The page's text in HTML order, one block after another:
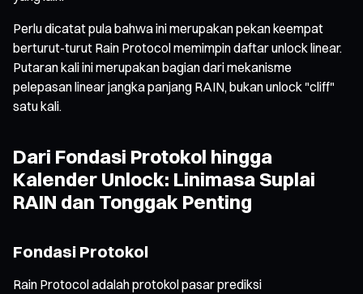
Perlu dicatat pula bahwa ini merupakan pekan keempat
berturut-turut Rain Protocol memimpin daftar unlock linear.
Putaran kali ini merupakan bagian dari mekanisme
pelepasan linear jangka panjang RAIN, bukan unlock "cliff"
satu kali.
Dari Fondasi Protokol hingga
Kalender Unlock: Linimasa Suplai
RAIN dan Tonggak Penting
Fondasi Protokol
Rain Protocol adalah protokol pasar prediksi